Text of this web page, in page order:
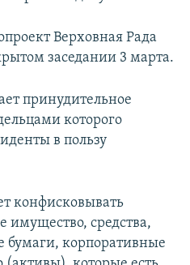
Верховная Рада
заседании 3 марта.
принудительное
которого
в пользу
конфисковывать
средства,
бумаги, корпоративные